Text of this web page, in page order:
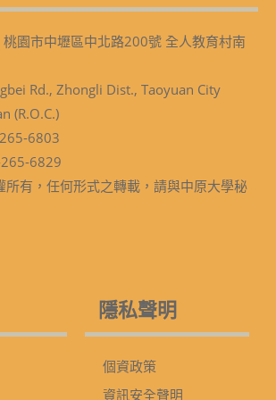
園市中壢區中北路200號 全人教育村南
Rd., Zhongli Dist., Taoyuan City
(R.O.C.)
6803
6829
有，任何形式之轉載，請與中原大學秘
隱私聲明
個資政策
資訊安全聲明